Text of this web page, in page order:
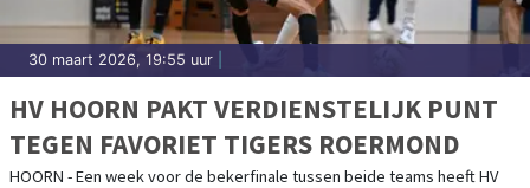
30 maart 2026, 19:55 uur
HV HOORN PAKT VERDIENSTELIJK PUNT
TEGEN FAVORIET TIGERS ROERMOND
HOORN - Een week voor de bekerfinale tussen beide teams heeft HV